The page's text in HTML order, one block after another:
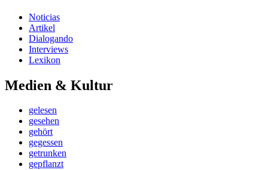
Noticias
Artikel
Dialogando
Interviews
Lexikon
Medien & Kultur
gelesen
gesehen
gehört
gegessen
getrunken
gepflanzt